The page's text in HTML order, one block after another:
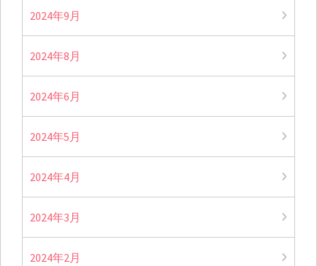
2024年9月
2024年8月
2024年6月
2024年5月
2024年4月
2024年3月
2024年2月